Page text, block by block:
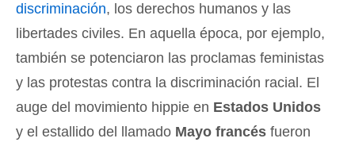
discriminación, los derechos humanos y las
libertades civiles. En aquella época, por ejemplo,
también se potenciaron las proclamas feministas
y las protestas contra la discriminación racial. El
auge del movimiento hippie en Estados Unidos
y el estallido del llamado Mayo francés fueron